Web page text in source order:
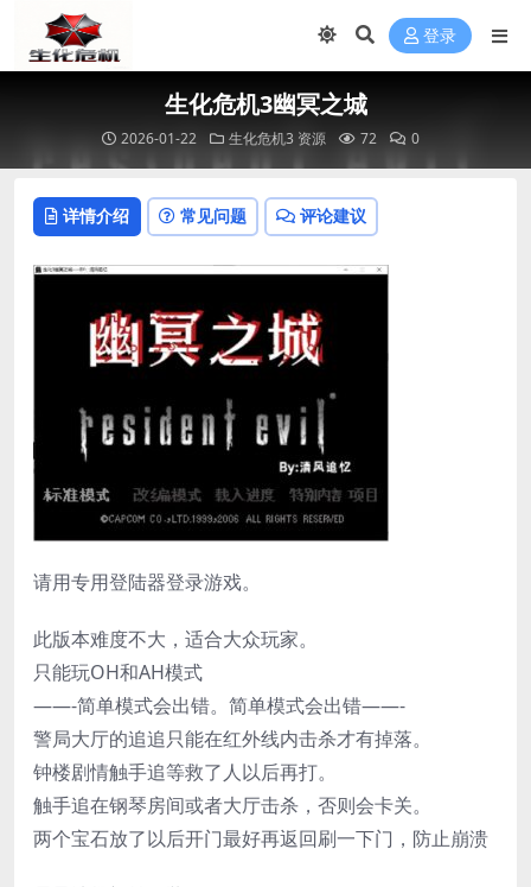
登录
生化危机3幽冥之城
2026-01-22 生化危机3 资源 72 0
详情介绍 常见问题 评论建议
请用专用登陆器登录游戏。
此版本难度不大，适合大众玩家。
只能玩OH和AH模式
——-简单模式会出错。简单模式会出错——-
警局大厅的追追只能在红外线内击杀才有掉落。
钟楼剧情触手追等救了人以后再打。
触手追在钢琴房间或者大厅击杀，否则会卡关。
两个宝石放了以后开门最好再返回刷一下门，防止崩溃